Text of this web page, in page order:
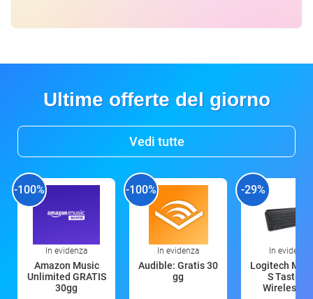
Ultime offerte del giorno
Vedi tutte
-100%
In evidenza
Amazon Music
Unlimited GRATIS
30gg
-100%
In evidenza
Audible: Gratis 30
gg
-29%
In evidenza
Logitech MX
S Tastiera
Wireless